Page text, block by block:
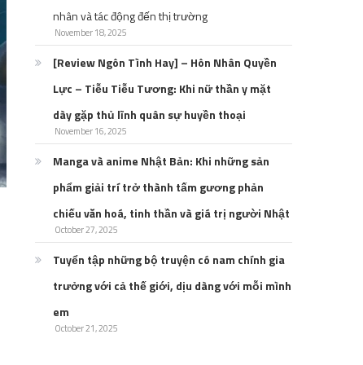
nhân và tác động đến thị trường
November 18, 2025
[Review Ngôn Tình Hay] – Hôn Nhân Quyền
Lực – Tiễu Tiễu Tương: Khi nữ thần y mặt
dày gặp thủ lĩnh quân sự huyền thoại
November 16, 2025
Manga và anime Nhật Bản: Khi những sản
phẩm giải trí trở thành tấm gương phản
chiếu văn hoá, tinh thần và giá trị người Nhật
October 27, 2025
Tuyển tập những bộ truyện có nam chính gia
trưởng với cả thế giới, dịu dàng với mỗi mình
em
October 21, 2025